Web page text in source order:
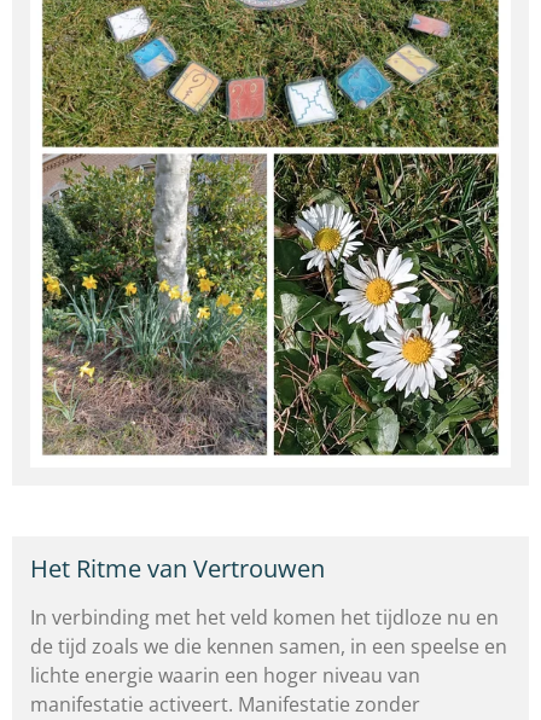
Het Ritme van Vertrouwen
In verbinding met het veld komen het tijdloze nu en
de tijd zoals we die kennen samen, in een speelse en
lichte energie waarin een hoger niveau van
manifestatie activeert. Manifestatie zonder